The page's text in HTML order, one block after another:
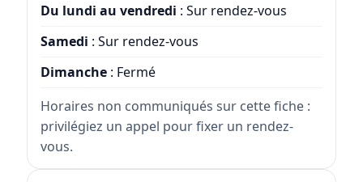
Du lundi au vendredi : Sur rendez-vous
Samedi : Sur rendez-vous
Dimanche: Fermé
Horaires non communiqués sur cette fiche :
privilégiez un appel pour fixer un rendez-
vous.